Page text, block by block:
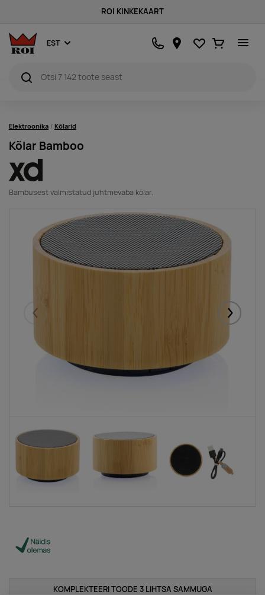
ROI KINKEKAART
EST Lemmikud
Ostukorv
Elektroonika Kõlarid
Kõlar Bamboo
Bambusest valmistatud juhtmevaba kõlar.
Eelmised
KOMPLEKTEERI TOODE 3 LIHTSA SAMMUGA